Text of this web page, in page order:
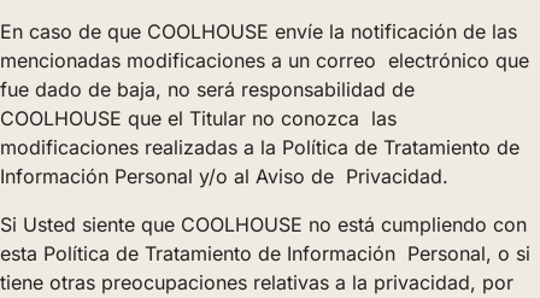
En caso de que COOLHOUSE envíe la notificación de las
mencionadas modificaciones a un correo electrónico que
fue dado de baja, no será responsabilidad de
COOLHOUSE que el Titular no conozca las
modificaciones realizadas a la Política de Tratamiento de
Información Personal y/o al Aviso de Privacidad.
Si Usted siente que COOLHOUSE no está cumpliendo con
esta Política de Tratamiento de Información Personal, o si
tiene otras preocupaciones relativas a la privacidad, por